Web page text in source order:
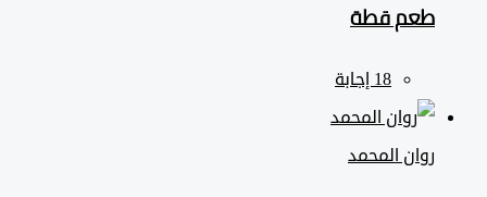
طعم قطة
روان المحمد